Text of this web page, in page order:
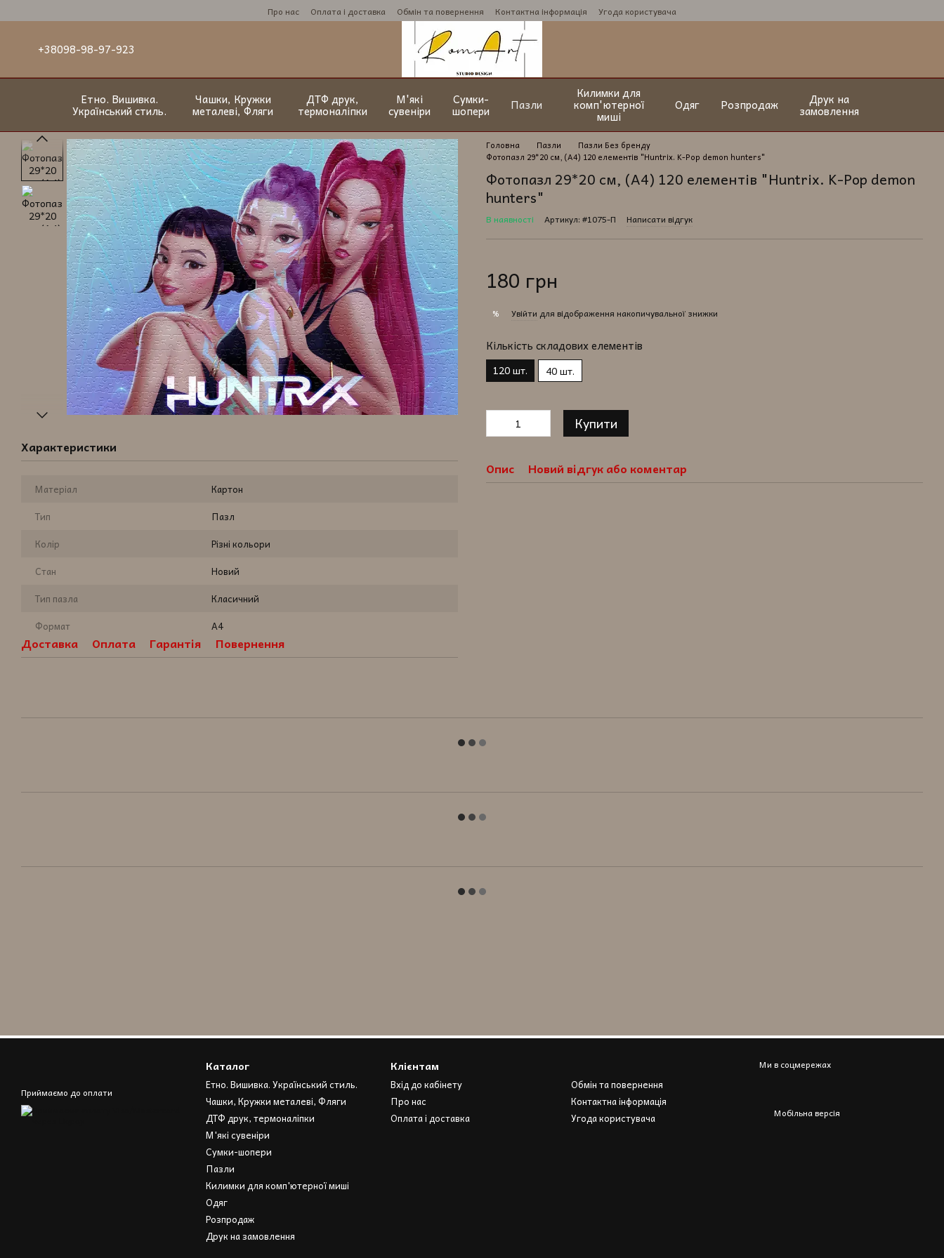
Про нас Оплата і доставка Обмін та повернення Контактна інформація Угода користувача
+38098-98-97-923
Етно. Вишивка.
Український стиль.
Чашки, Кружки
металеві, Фляги
ДТФ друк,
термоналіпки
М'які
сувеніри
Сумки-
шопери Пазли
Килимки для
комп'ютерної
миші
Одяг Розпродаж Друк на
замовлення
Характеристики
Матеріал
Картон
Тип
Пазл
Колір
Різні кольори
Стан
Новий
Тип пазла
Класичний
Формат
A4
Доставка Оплата Гарантія Повернення
Головна Пазли
Пазли Без бренду
Фотопазл 29*20 см, (А4) 120 елементів "Huntrix. K-Pop demon hunters"
Фотопазл 29*20 см, (А4) 120 елементів "Huntrix. K-Pop demon
hunters"
В наявності Артикул: #1075-П Написати відгук
180 грн
% Увійти для відображення накопичувальної знижки
Кількість складових елементів
120 шт. 40 шт.
Купити
Опис Новий відгук або коментар
Приймаємо до оплати
Каталог
Етно. Вишивка. Український стиль.
Чашки, Кружки металеві, Фляги
ДТФ друк, термоналіпки
М'які сувеніри
Сумки-шопери
Пазли
Килимки для комп'ютерної миші
Одяг
Розпродаж
Друк на замовлення
Клієнтам
Вхід до кабінету
Про нас
Оплата і доставка
Обмін та повернення
Контактна інформація
Угода користувача
Ми в соцмережах
Мобільна версія